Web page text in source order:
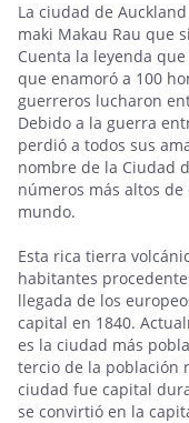
La ciudad de
maki Makau Rau que
Cuenta la leyenda
que enamoró a 100
guerreros lucharon
Debido a la guerra
perdió a todos sus
nombre de la Ciudad
números más altos
mundo.
Esta rica tierra
habitantes
llegada de los
capital en 1840.
es la ciudad más
tercio de la población
ciudad fue capital
se convirtió en la